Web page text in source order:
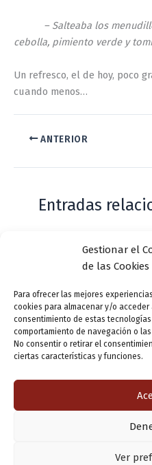
Gestionar el
de las Cookies
Para ofrecer las mejores
cookies para almacenar y/o
consentimiento de estas
comportamiento de navegación o
No consentir o retirar el
ciertas características y funciones.
Ver
– Salteaba los
cebolla, pimiento verde y
Un refresco, el de hoy, poco
cuando menos…
ANTERIOR
Entradas
Casa de Zorrilla
aniversario del
Tenorio
Deja un comentario /
¿De dónde “lo de
Actualidad
Copyright © 2026